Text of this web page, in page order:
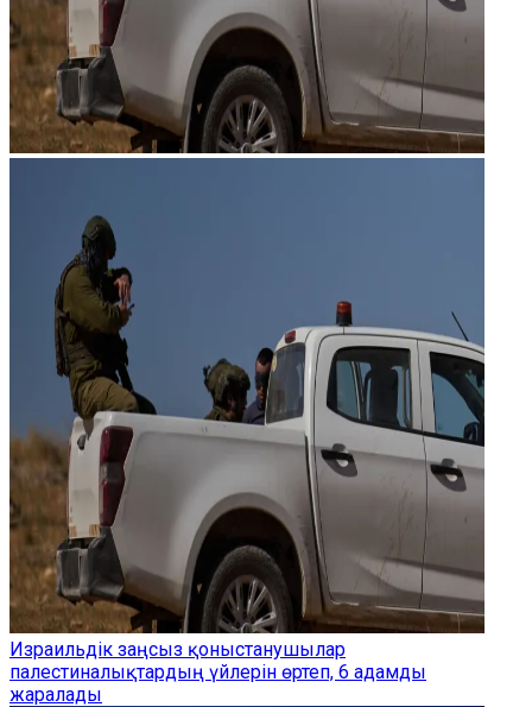
Израильдік заңсыз қоныстанушылар
палестиналықтардың үйлерін өртеп, 6 адамды
жаралады